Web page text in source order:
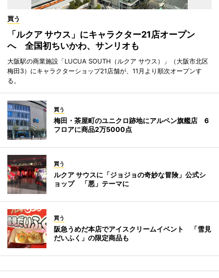
買う
「ルクア サウス」にキャラクター21店オープン
へ 全国初ちいかわ、サンリオも
大阪駅の商業施設「LUCUA SOUTH（ルクア サウス）」（大阪市北区
梅田3）にキャラクターショップ21店舗が、11月より順次オープンす
る。
買う
梅田・茶屋町のユニクロ跡地にアルペン旗艦店 6
フロアに商品2万5000点
買う
ルクア サウスに「ジョジョの奇妙な冒険」公式シ
ョップ 「悪」テーマに
買う
阪急うめだ本店でアイスクリームイベント 「雪見
だいふく」の限定商品も